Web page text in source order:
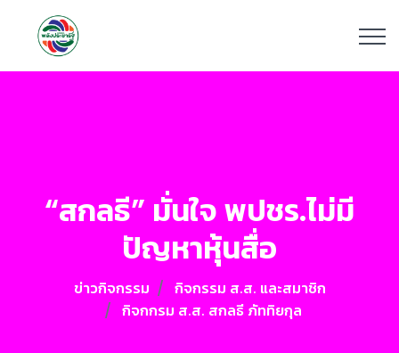
“สกลธี” มั่นใจ พปชร.ไม่มี
ปัญหาหุ้นสื่อ
ข่าวกิจกรรม
กิจกรรม ส.ส. และสมาชิก
กิจกกรม ส.ส. สกลธี ภัททิยกุล